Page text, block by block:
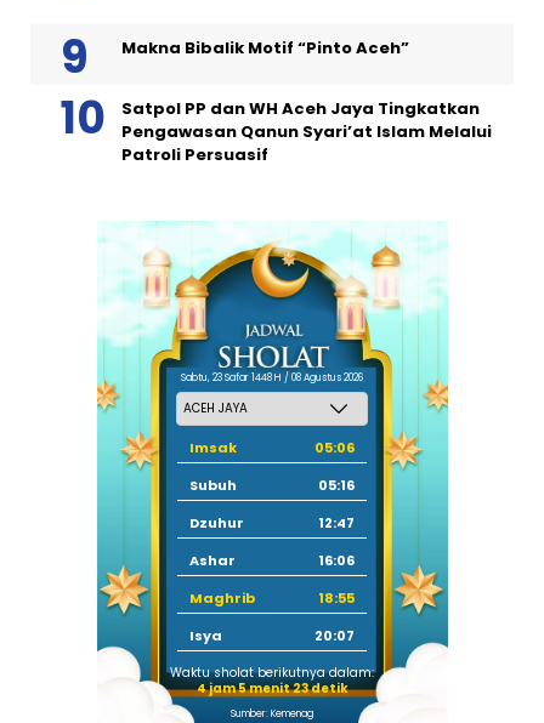
Makna Bibalik Motif “Pinto Aceh”
Satpol PP dan WH Aceh Jaya Tingkatkan
Pengawasan Qanun Syari’at Islam Melalui
Patroli Persuasif
Sabtu, 23 Safar 1448 H / 08 Agustus 2026
Imsak
05:06
Subuh
05:16
Dzuhur
12:47
Ashar
16:06
Maghrib
18:55
Isya
20:07
Waktu sholat berikutnya dalam:
4 jam 5 menit 23 detik
Sumber: Kemenag